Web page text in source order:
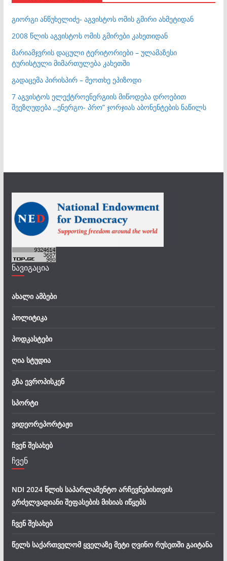
გიორგი ანწუხელიძე- აგვისტოს ომის გმირი ახმეტიდან
2008 წლის აგვისტოს ომის გმირები კახეთიდან
მარიამჯვრის დაცული ტერიტორიები – ულამაზესი
ტურისტული მიმართულება კახეთში
გადაცემა პირისპირ – მეოთხე ეპიზოდი
7 აგვისტოს ელექტროენერგიის მიწოდება დროებით
შეეზღუდება ,,ენერგო- პრო” ჯორჯიას აბონენტების ნაწილს
ნავიგაცია
ახალი ამბები
პოლიტიკა
პოდკასტები
ღია სტუდია
გზა ევროპისკენ
სპორტი
ვიდეორეპორტაჟი
ჩვენ შესახებ
ჩვენ
NDI 2024 წლის საპარლამენტო არჩევნებისთვის
გრძელვადიანი შეფასების მისიას იწყებს
ჩვენ შესახებ
წელს საქართველომ ყველაზე მეტი ღვინო რუსეთში გაიტანა